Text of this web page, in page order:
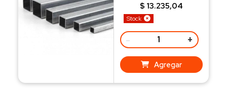
Stock
$ 13.235,04
- +
Agregar